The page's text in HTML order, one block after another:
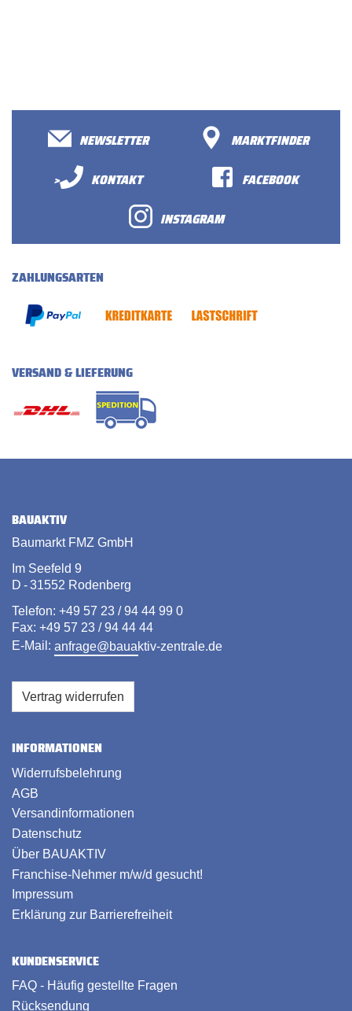
NEWSLETTER
MARKTFINDER
>
KONTAKT
FACEBOOK
INSTAGRAM
ZAHLUNGSARTEN
VERSAND & LIEFERUNG
BAUAKTIV
Baumarkt FMZ GmbH
Im Seefeld 9
D - 31552 Rodenberg
Telefon: +49 57 23 / 94 44 99 0
Fax: +49 57 23 / 94 44 44
E-Mail: anfrage@bauaktiv-zentrale.de
Vertrag widerrufen
INFORMATIONEN
Widerrufsbelehrung
AGB
Versandinformationen
Datenschutz
Über BAUAKTIV
Franchise-Nehmer m/w/d gesucht!
Impressum
Erklärung zur Barrierefreiheit
KUNDENSERVICE
FAQ - Häufig gestellte Fragen
Rücksendung